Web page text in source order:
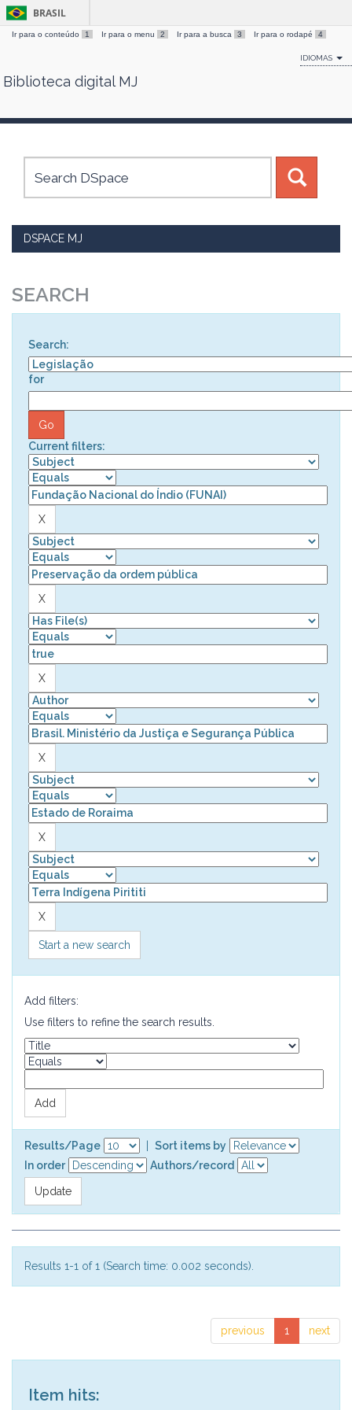
Skip
BRASIL
Ir para o conteúdo 1 Ir para o menu 2 Ir para a busca 3 Ir para o rodapé 4
IDIOMAS
Biblioteca digital MJ
DSPACE MJ
SEARCH
Search:
for
Current filters:
Start a new search
Add filters:
Use filters to refine the search results.
Results/Page
Sort items by
In order
Authors/record
Results 1-1 of 1 (Search time: 0.002 seconds).
previous 1 next
Item hits: